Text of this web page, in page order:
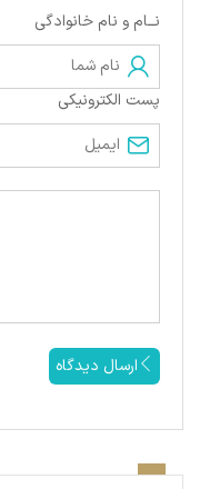
نــام و نام خانوادگی
پست الکترونیکی
ارسال دیدگاه